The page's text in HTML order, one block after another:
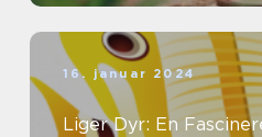
16. januar 2024
Liger Dyr: En